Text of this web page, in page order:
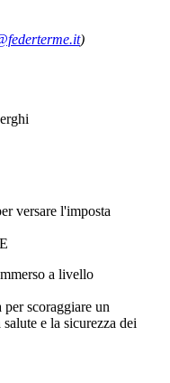
)
versare l'imposta
a livello
scoraggiare un
e la sicurezza dei